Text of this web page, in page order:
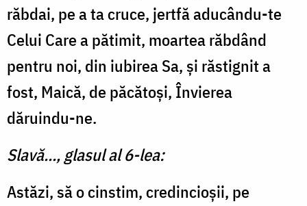
răbdai, pe a ta cruce, jertfă aducându-te
Celui Care a pătimit, moartea răbdând
pentru noi, din iubirea Sa, și răstignit a
fost, Maică, de păcătoși, Învierea
dăruindu-ne.
Slavă..., glasul al 6-lea:
Astăzi, să o cinstim, credincioșii, pe